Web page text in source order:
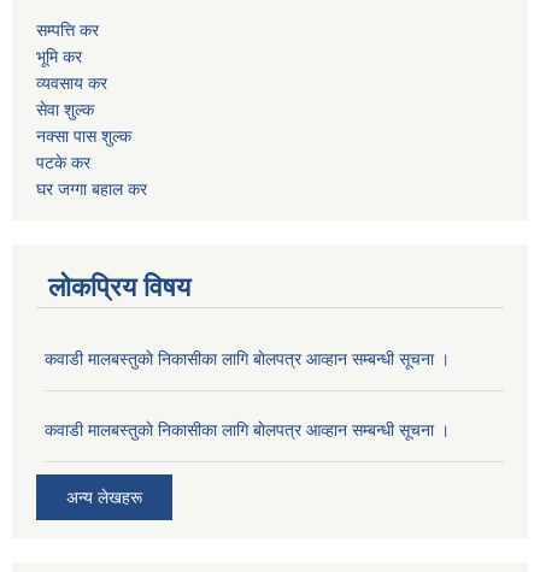
सम्पत्ति कर
भूमि कर
व्यवसाय कर
सेवा शुल्क
नक्सा पास शुल्क
पटके कर
घर जग्गा बहाल कर
लोकप्रिय विषय
कवाडी मालबस्तुकाे निकासीका लागि बाेलपत्र आव्हान सम्बन्धी सूचना ।
कवाडी मालबस्तुकाे निकासीका लागि बाेलपत्र आव्हान सम्बन्धी सूचना ।
अन्य लेखहरू